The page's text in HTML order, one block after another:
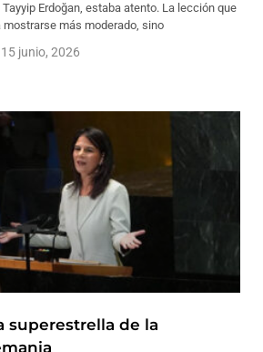
Erdoğan, estaba atento. La lección que
más moderado, sino
15 junio, 2026
superestrella de la